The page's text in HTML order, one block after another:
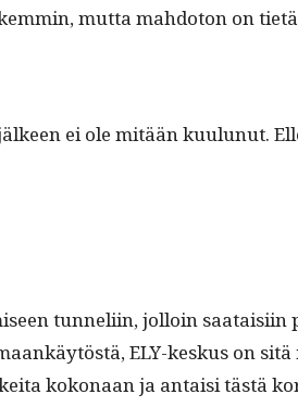
mut­ta mah­do­ton on
ei ole mitään kuu­lunut.
tun­neli­in, jol­loin
ELY-keskus on
kokon­aan ja antaisi tästä